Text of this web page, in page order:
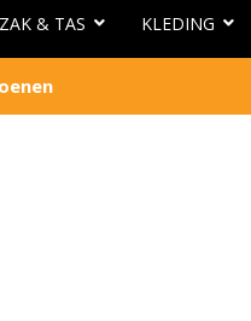
& TAS KLEDING